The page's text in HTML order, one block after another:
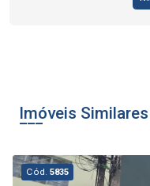
Imóveis Similares
Cód.5835